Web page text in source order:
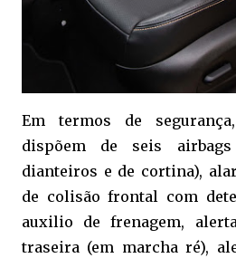
Em termos de
dispõem de seis
dianteiros e de cortina), a
de colisão frontal com
auxilio de frenagem, a
traseira (em marcha ré), a